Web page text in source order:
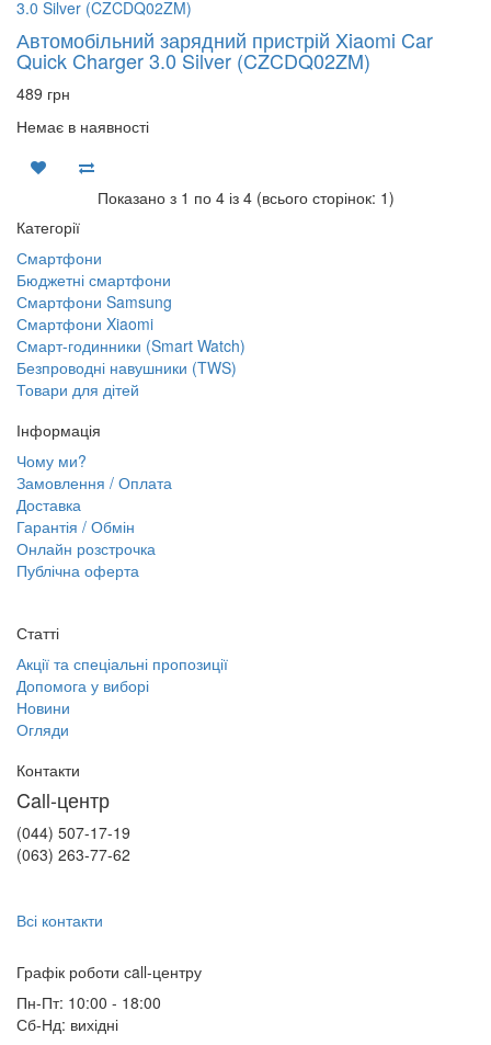
Автомобільний зарядний пристрій Xiaomi Car
Quick Charger 3.0 Silver (CZCDQ02ZM)
489 грн
Немає в наявності
Показано з 1 по 4 із 4 (всього сторінок: 1)
Категорії
Смартфони
Бюджетні смартфони
Смартфони Samsung
Смартфони Xiaomi
Смарт-годинники (Smart Watch)
Безпроводні навушники (TWS)
Товари для дітей
Інформація
Чому ми?
Замовлення / Оплата
Доставка
Гарантія / Обмін
Онлайн розстрочка
Публічна оферта
Статті
Акції та спеціальні пропозиції
Допомога у виборі
Новини
Огляди
Контакти
Call-центр
(044) 507-17-19
(063) 263-77-62
Всі контакти
Графік роботи сall-центру
Пн-Пт: 10:00 - 18:00
Сб-Нд: вихідні